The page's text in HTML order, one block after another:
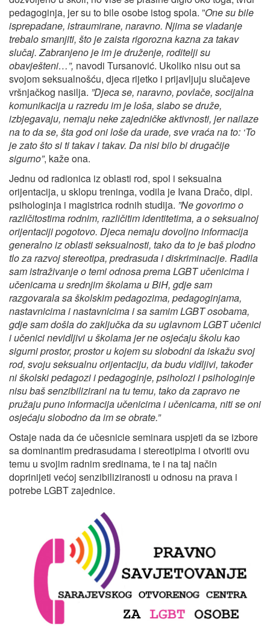
pedagoginja, jer su to bile osobe istog spola. ”One su bile
isprepadane, istraumirane, naravno. Njima se vladanje
trebalo smanjiti, što je zaista rigorozna kazna za takav
slučaj. Zabranjeno je im je druženje, roditelji su
obavješteni…”, navodi Tursanović. Ukoliko nisu out sa
svojom seksualnošću, djeca rijetko i prijavljuju slučajeve
vršnjačkog nasilja. ”Djeca se, naravno, povlače, socijalna
komunikacija u razredu im je loša, slabo se druže,
izbjegavaju, nemaju neke zajedničke aktivnosti, jer nailaze
na to da se, šta god oni loše da urade, sve vraća na to: ‘To
je zato što si ti takav i takav. Da nisi bilo bi drugačije
sigurno”, kaže ona.
Jednu od radionica iz oblasti rod, spol i seksualna
orijentacija, u sklopu treninga, vodila je Ivana Dračo, dipl.
psihologinja i magistrica rodnih studija. ”Ne govorimo o
različitostima rodnim, različitim identitetima, a o seksualnoj
orijentaciji pogotovo. Djeca nemaju dovoljno informacija
generalno iz oblasti seksualnosti, tako da to je baš plodno
tlo za razvoj stereotipa, predrasuda i diskriminacije. Radila
sam istraživanje o temi odnosa prema LGBT učenicima i
učenicama u srednjim školama u BiH, gdje sam
razgovarala sa školskim pedagozima, pedagoginjama,
nastavnicima i nastavnicima i sa samim LGBT osobama,
gdje sam došla do zaključka da su uglavnom LGBT učenici
i učenici nevidljivi u školama jer ne osjećaju školu kao
sigurni prostor, prostor u kojem su slobodni da iskažu svoj
rod, svoju seksualnu orijentaciju, da budu vidljivi, također
ni školski pedagozi i pedagoginje, psiholozi i psihologinje
nisu baš senzibilizirani na tu temu, tako da zapravo ne
pružaju puno informacija učenicima i učenicama, niti se oni
osjećaju slobodno da im se obrate.”
Ostaje nada da će učesnicie seminara uspjeti da se izbore
sa dominantim predrasudama i stereotipima i otvoriti ovu
temu u svojim radnim sredinama, te i na taj način
doprinijeti većoj senzibiliziranosti u odnosu na prava i
potrebe LGBT zajednice.